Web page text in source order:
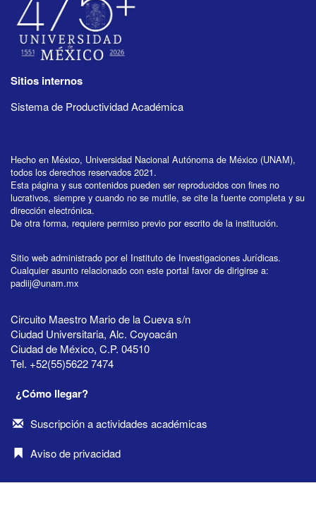
Sitios internos
Sistema de Productividad Académica
Hecho en México, Universidad Nacional Autónoma de México (UNAM),
todos los derechos reservados 2021.
Esta página y sus contenidos pueden ser reproducidos con fines no
lucrativos, siempre y cuando no se mutile, se cite la fuente completa y su
dirección electrónica.
De otra forma, requiere permiso previo por escrito de la institución.
Sitio web administrado por el Instituto de Investigaciones Jurídicas.
Cualquier asunto relacionado con este portal favor de dirigirse a:
padiij@unam.mx
Circuito Maestro Mario de la Cueva s/n
Ciudad Universitaria, Alc. Coyoacán
Ciudad de México, C.P. 04510
Tel. +52(55)5622 7474
¿Cómo llegar?
Suscripción a actividades académicas
Aviso de privacidad